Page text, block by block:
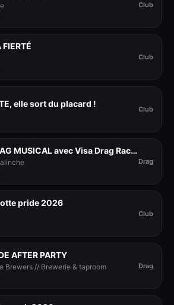
Club
FIERTÉ
Club
elle sort du placard !
Club
BINGO DRAG MUSICAL avec Visa Drag Race Spain - Pride Edition
Drag
pride 2026
Club
AFTER PARTY
Brewers // Brewerie & taproom
Drag